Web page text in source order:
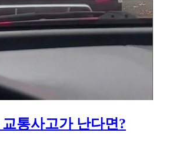
통사고가 난다면?